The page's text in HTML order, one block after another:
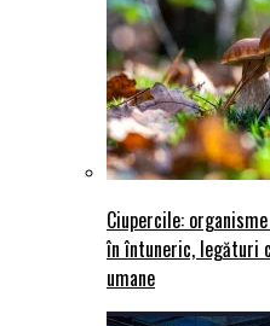
Ciupercile:
în întuneric, legături
umane